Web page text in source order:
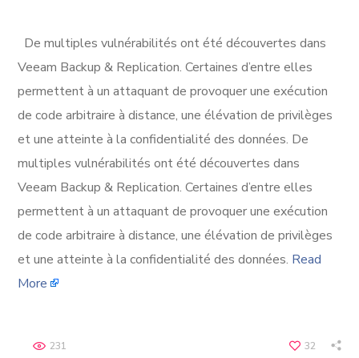
De multiples vulnérabilités ont été découvertes dans
Veeam Backup & Replication. Certaines d’entre elles
permettent à un attaquant de provoquer une exécution
de code arbitraire à distance, une élévation de privilèges
et une atteinte à la confidentialité des données. De
multiples vulnérabilités ont été découvertes dans
Veeam Backup & Replication. Certaines d’entre elles
permettent à un attaquant de provoquer une exécution
de code arbitraire à distance, une élévation de privilèges
et une atteinte à la confidentialité des données. Read
More
32
231